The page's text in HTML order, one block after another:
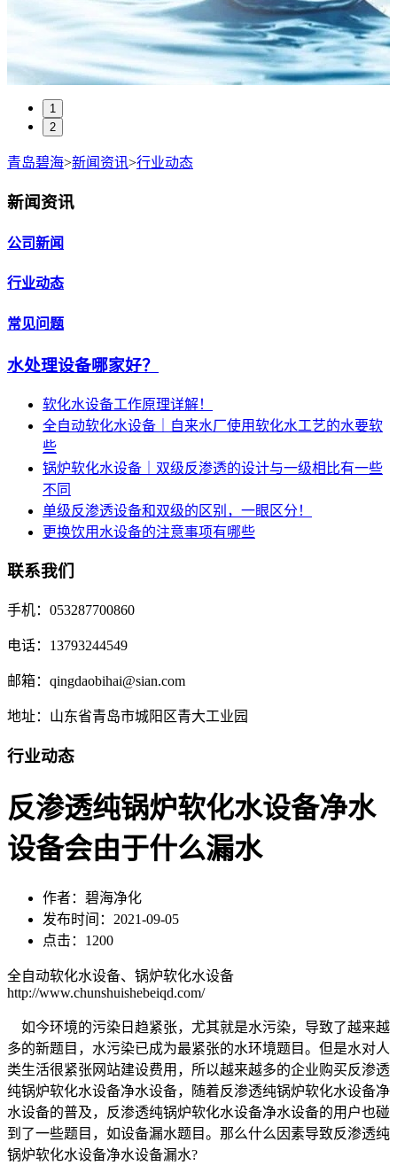
1
2
青岛碧海>新闻资讯>行业动态
新闻资讯
公司新闻
行业动态
常见问题
水处理设备哪家好？
软化水设备工作原理详解！
全自动软化水设备｜自来水厂使用软化水工艺的水要软
些
锅炉软化水设备｜双级反渗透的设计与一级相比有一些
不同
单级反渗透设备和双级的区别，一眼区分！
更换饮用水设备的注意事项有哪些
联系我们
手机：053287700860
电话：13793244549
邮箱：qingdaobihai@sian.com
地址：山东省青岛市城阳区青大工业园
行业动态
反渗透纯锅炉软化水设备净水
设备会由于什么漏水
作者：碧海净化
发布时间：2021-09-05
点击：1200
全自动软化水设备、锅炉软化水设备
http://www.chunshuishebeiqd.com/
如今环境的污染日趋紧张，尤其就是水污染，导致了越来越
多的新题目，水污染已成为最紧张的水环境题目。但是水对人
类生活很紧张网站建设费用，所以越来越多的企业购买反渗透
纯锅炉软化水设备净水设备，随着反渗透纯锅炉软化水设备净
水设备的普及，反渗透纯锅炉软化水设备净水设备的用户也碰
到了一些题目，如设备漏水题目。那么什么因素导致反渗透纯
锅炉软化水设备净水设备漏水?